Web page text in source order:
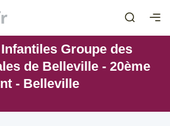
Groupe des
de Belleville - 20ème
- Belleville